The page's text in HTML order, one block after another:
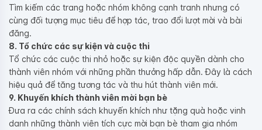
Tìm kiếm các trang hoặc nhóm không cạnh tranh nhưng có
cùng đối tượng mục tiêu để hợp tác, trao đổi lượt mời và bài
đăng.
8. Tổ chức các sự kiện và cuộc thi
Tổ chức các cuộc thi nhỏ hoặc sự kiện độc quyền dành cho
thành viên nhóm với những phần thưởng hấp dẫn. Đây là cách
hiệu quả để tăng tương tác và thu hút thành viên mới.
9. Khuyến khích thành viên mời bạn bè
Đưa ra các chính sách khuyến khích như tặng quà hoặc vinh
danh những thành viên tích cực mời bạn bè tham gia nhóm